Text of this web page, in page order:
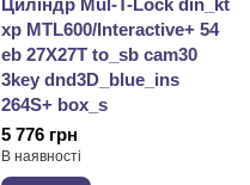
Циліндр Mul-T-Lock din_kt
xp MTL600/Interactive+ 54
eb 27X27T to_sb cam30
3key dnd3D_blue_ins
264S+ box_s
5 776 грн
В наявності